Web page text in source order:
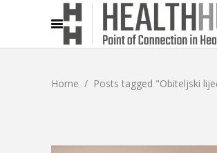
Home / Posts tagged "Obiteljski